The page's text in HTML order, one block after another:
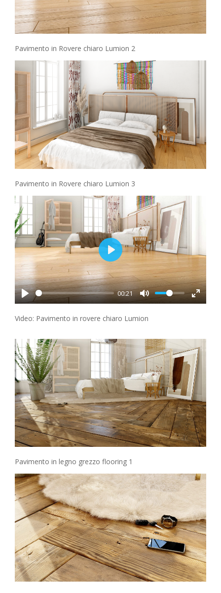
Pavimento in Rovere chiaro Lumion 2
Pavimento in Rovere chiaro Lumion 3
00:21
Play
Video: Pavimento in rovere chiaro Lumion
Pavimento in legno grezzo flooring 1